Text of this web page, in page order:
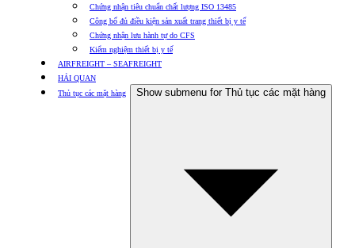
Chứng nhận tiêu chuẩn chất lượng ISO 13485
Công bố đủ điều kiện sản xuất trang thiết bị y tế
Chứng nhận lưu hành tự do CFS
Kiểm nghiệm thiết bị y tế
AIRFREIGHT – SEAFREIGHT
HẢI QUAN
Thủ tục các mặt hàng
Show submenu for Thủ tục các mặt hàng